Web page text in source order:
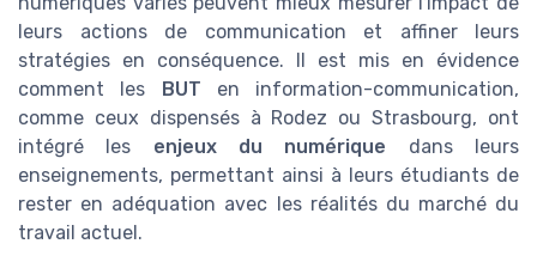
leurs actions de communication et affiner leurs
stratégies en conséquence. Il est mis en évidence
comment les
BUT en information-communication,
comme ceux dispensés à Rodez ou Strasbourg, ont
intégré les enjeux du numérique dans leurs
enseignements, permettant ainsi à leurs étudiants de
rester en adéquation avec les réalités du marché du
travail actuel.